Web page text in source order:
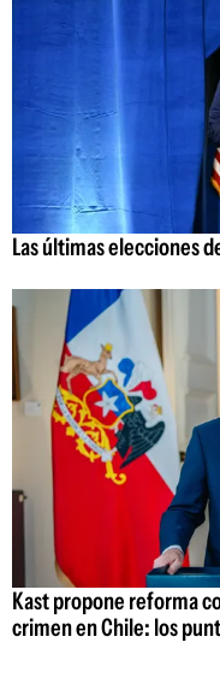
Las últimas elecciones
Kast propone reforma
crimen en Chile: los